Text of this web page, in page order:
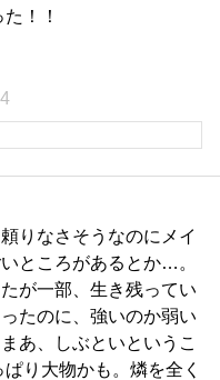
！！
りなさそうなのにメイ
ところがあるとか…。
が一部、生き残ってい
たのに、強いのか弱い
あ、しぶといというこ
り大物かも。燐を全く